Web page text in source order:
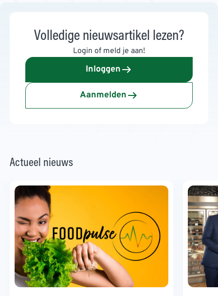
Volledige nieuwsartikel lezen?
Login of meld je aan!
Inloggen
Aanmelden
Actueel nieuws